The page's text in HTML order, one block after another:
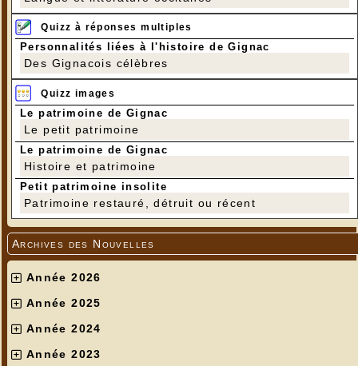
Quizz à réponses multiples
Personnalités liées à l'histoire de Gignac
Des Gignacois célèbres
Quizz images
Le patrimoine de Gignac
Le petit patrimoine
Le patrimoine de Gignac
Histoire et patrimoine
Petit patrimoine insolite
Patrimoine restauré, détruit ou récent
Archives des Nouvelles
Année 2026
Année 2025
Année 2024
Année 2023